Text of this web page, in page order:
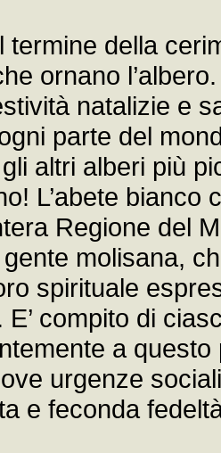
termine della
ornano
natalizie e
parte del
altri alberi più
L’abete
Regione del
molisana,
spirituale
compito di
a
urgenze
e feconda